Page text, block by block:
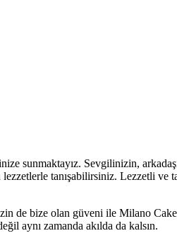
sunmaktayız. Sevgilinizin,
tanışabilirsiniz. Lezzetli ve
de bize olan güveni ile Milano
aynı zamanda akılda da kalsın.